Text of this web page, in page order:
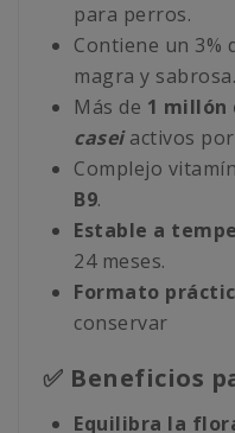
para perros.
Contiene un 3%
magra y sabrosa.
Más de 1 millón
caseiactivos
Complejo
B9.
Estable a
24 meses.
Formato
conservar
✅ Beneficios
Equilibra la